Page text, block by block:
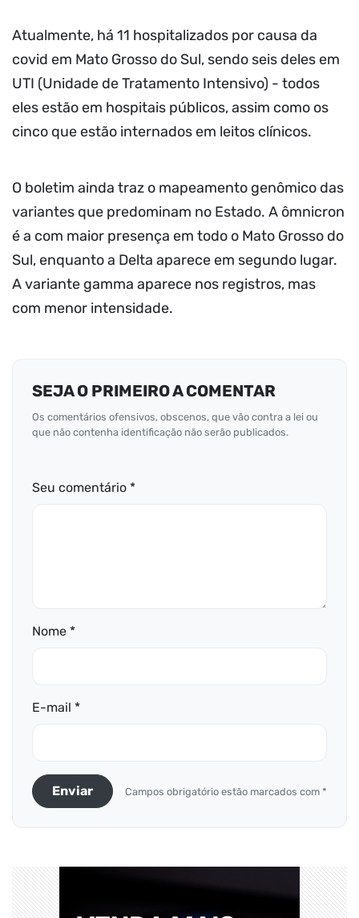
Atualmente, há 11 hospitalizados por causa da
covid em Mato Grosso do Sul, sendo seis deles em
UTI (Unidade de Tratamento Intensivo) - todos
eles estão em hospitais públicos, assim como os
cinco que estão internados em leitos clínicos.
O boletim ainda traz o mapeamento genômico das
variantes que predominam no Estado. A ômnicron
é a com maior presença em todo o Mato Grosso do
Sul, enquanto a Delta aparece em segundo lugar.
A variante gamma aparece nos registros, mas
com menor intensidade.
SEJA O PRIMEIRO A COMENTAR
Os comentários ofensivos, obscenos, que vão contra a lei ou
que não contenha identificação não serão publicados.
Seu comentário *
Nome *
E-mail *
Enviar Campos obrigatório estão marcados com *